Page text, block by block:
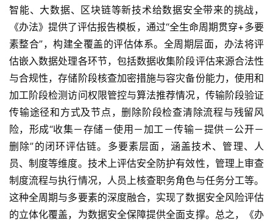
智能、大数据、区块链等新技术给数据安全带来的挑战，
《办法》提供了评估报告模板，通过“全生命周期贯穿+多要
素整合”，构建全覆盖的评估体系。全周期层面，办法将评
估嵌入数据处理各环节，包括数据收集阶段评估来源合法性
与合规性，存储阶段核查加密措施与容灾备份能力，使用和
加工阶段检测访问权限管控与算法推荐情况，传输阶段验证
传输途径和方式及节点，删除阶段检查清除流程与残留风
险，形成“收集－存储－使用－加工－传输－提供－公开－
删除”的闭环评估链。多要素层面，涵盖技术、管理、人
员、制度等维度。技术上评估安全防护有效性，管理上审查
制度流程与执行情况，人员上核查职务角色与任务分工等。
这种全周期与多要素的深度融合，实现了数据安全风险评估
的立体化覆盖，为数据安全保障提供全面支撑。总之，《办